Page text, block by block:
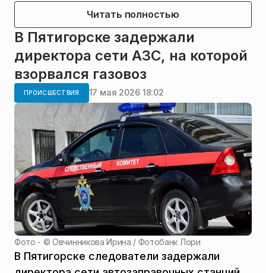
Читать полностью
В Пятигорске задержали
директора сети АЗС, на которой
взорвался газовоз
ПРОИСШЕСТВИЯ 17 мая 2026 18:02
Фото - ©Овчинникова Ирина / Фотобанк Лори
В Пятигорске следователи задержали